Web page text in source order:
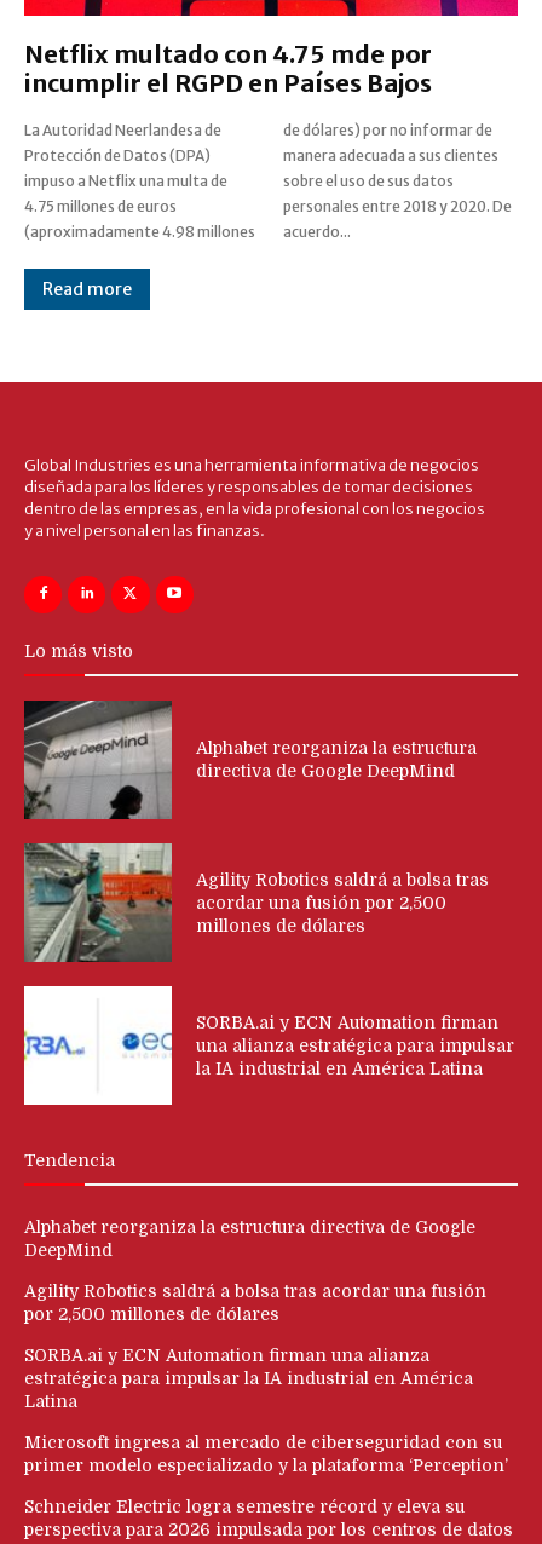
Netflix multado con 4.75 mde por
incumplir el RGPD en Países Bajos
La Autoridad Neerlandesa de
Protección de Datos (DPA)
impuso a Netflix una multa de
4.75 millones de euros
(aproximadamente 4.98 millones
de dólares) por no informar de
manera adecuada a sus clientes
sobre el uso de sus datos
personales entre 2018 y 2020. De
acuerdo...
Read more
Global Industries es una herramienta informativa de negocios
diseñada para los líderes y responsables de tomar decisiones
dentro de las empresas, en la vida profesional con los negocios
y a nivel personal en las finanzas.
Lo más visto
Alphabet reorganiza la estructura
directiva de Google DeepMind
Agility Robotics saldrá a bolsa tras
acordar una fusión por 2,500
millones de dólares
SORBA.ai y ECN Automation firman
una alianza estratégica para impulsar
la IA industrial en América Latina
Tendencia
Alphabet reorganiza la estructura directiva de Google
DeepMind
Agility Robotics saldrá a bolsa tras acordar una fusión
por 2,500 millones de dólares
SORBA.ai y ECN Automation firman una alianza
estratégica para impulsar la IA industrial en América
Latina
Microsoft ingresa al mercado de ciberseguridad con su
primer modelo especializado y la plataforma ‘Perception’
Schneider Electric logra semestre récord y eleva su
perspectiva para 2026 impulsada por los centros de datos